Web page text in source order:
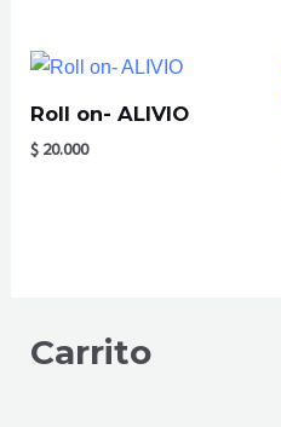
Roll on- ALIVIO
$ 20.000
Carrito